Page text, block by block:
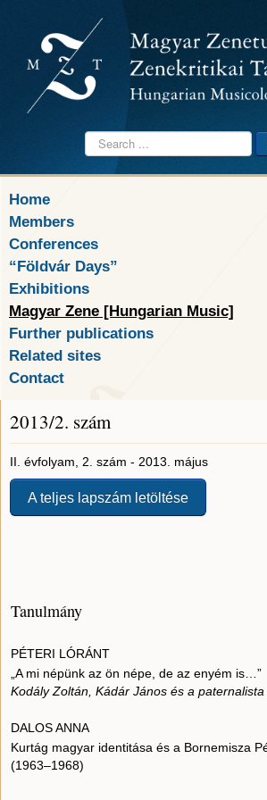
Search
...
Home
Members
Conferences
“Földvár Days”
Exhibitions
Magyar Zene [Hungarian Music]
Further publications
Related sites
Contact
2013/2. szám
II. évfolyam, 2. szám - 2013. május
A teljes lapszám letöltése
Tanulmány
PÉTERI LÓRÁNT
„A mi népünk az ön népe, de az enyém is…”
Kodály Zoltán, Kádár János és a
DALOS ANNA
Kurtág magyar identitása és a Bornemisza
(1963–1968)